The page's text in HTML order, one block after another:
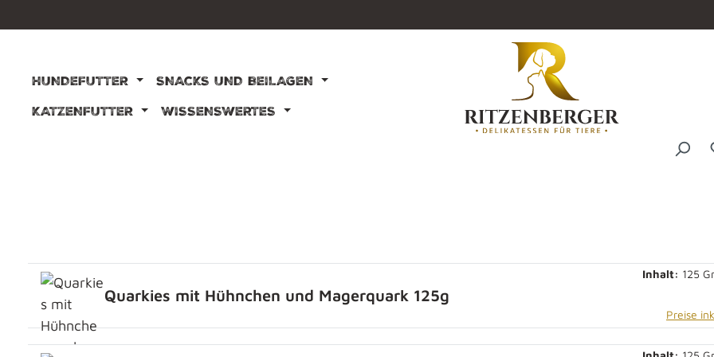
HUNDEFUTTER
SNACKS UND BEILAGEN
KATZENFUTTER
WISSENSWERTES
Quarkies mit Hühnchen und Magerquark 125g
Inhalt: 125
Preise